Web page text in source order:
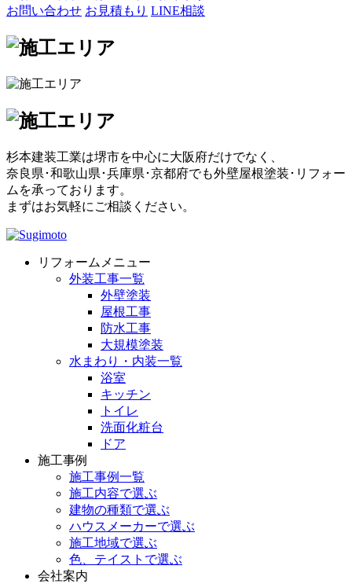
お問い合わせ お見積もり LINE相談
杉本建装工業は堺市を中心に大阪府だけでなく、
奈良県･和歌山県･兵庫県･京都府でも外壁屋根塗装･リフォー
ムを承っております。
まずはお気軽にご相談ください。
リフォームメニュー
外装工事一覧
外壁塗装
屋根工事
防水工事
大規模塗装
水まわり・内装一覧
浴室
キッチン
トイレ
洗面化粧台
ドア
施工事例
施工事例一覧
施工内容で選ぶ
建物の種類で選ぶ
ハウスメーカーで選ぶ
施工地域で選ぶ
色、テイストで選ぶ
会社案内